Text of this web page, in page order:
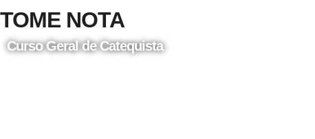
TOME NOTA
Curso Geral de Catequista